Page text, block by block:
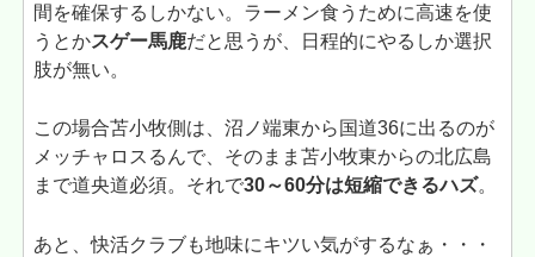
間を確保するしかない。ラーメン食うために高速を使
うとかスゲー馬鹿だと思うが、日程的にやるしか選択
肢が無い。
この場合苫小牧側は、沼ノ端東から国道36に出るのが
メッチャロスるんで、そのまま苫小牧東からの北広島
まで道央道必須。それで30～60分は短縮できるハズ。
あと、快活クラブも地味にキツい気がするなぁ・・・